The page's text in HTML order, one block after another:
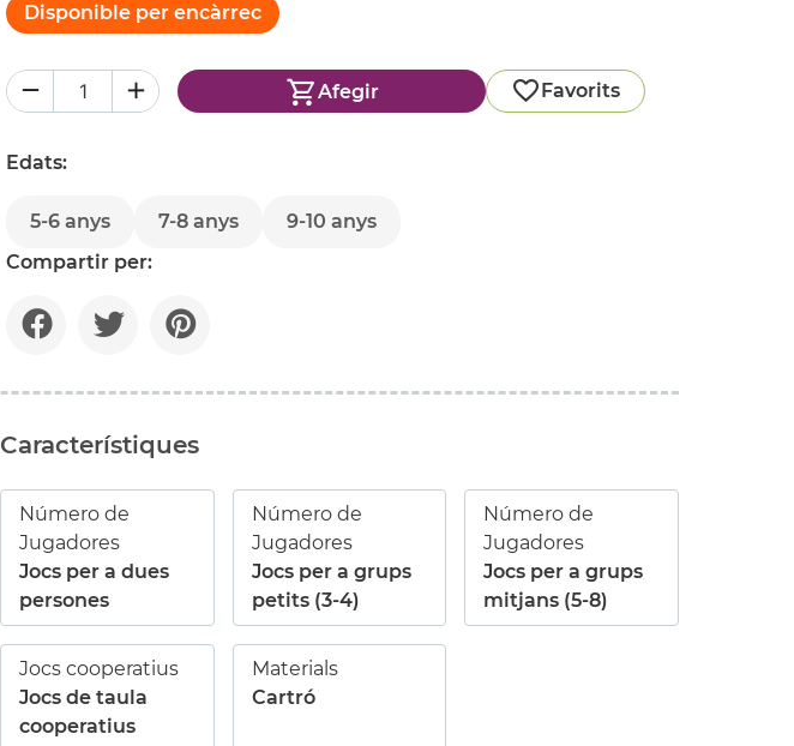
Disponible per encàrrec
Afegir Favorits
Edats:
5-6 anys 7-8 anys
9-10 anys
Compartir per:
Característiques
Número de
Jugadores
Jocs per a dues
persones
Número de
Jugadores
Jocs per a grups
petits (3-4)
Número de
Jugadores
Jocs per a grups
mitjans (5-8)
Jocs cooperatius
Jocs de taula
cooperatius
Materials
Cartró